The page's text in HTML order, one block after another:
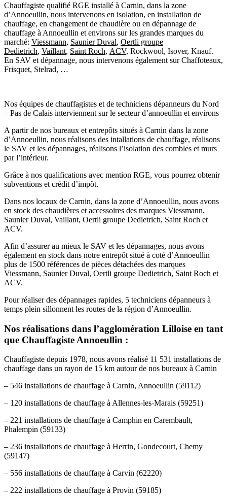
Chauffagiste qualifié RGE installé à Carnin, dans la zone
d’Annoeullin, nous intervenons en isolation, en installation de
chauffage, en changement de chaudière ou en dépannage de
chauffage à Annoeullin et environs sur les grandes marques du
marché: Viessmann, Saunier Duval, Oertli groupe
Dedietrich, Vaillant, Saint Roch, ACV, Rockwool, Isover, Knauf.
En SAV et dépannage, nous intervenons également sur Chaffoteaux,
Frisquet, Stelrad, …
Nos équipes de chauffagistes et de techniciens dépanneurs du Nord
– Pas de Calais interviennent sur le secteur d’annoeullin et environs
A partir de nos bureaux et entrepôts situés à Carnin dans la zone
d’Annoeullin, nous réalisons des intallations de chauffage, réalisons
le SAV et les dépannages, réalisons l’isolation des combles et murs
par l’intérieur.
Grâce à nos qualifications avec mention RGE, vous pourrez obtenir
subventions et crédit d’impôt.
Dans nos locaux de Carnin, dans la zone d’Annoeullin, nous avons
en stock des chaudières et accessoires des marques Viessmann,
Saunier Duval, Vaillant, Oertli groupe Dedietrich, Saint Roch et
ACV.
Afin d’assurer au mieux le SAV et les dépannages, nous avons
également en stock dans notre entrepôt situé à coté d’Annoeullin
plus de 1500 références de pièces détachées des marques
Viessmann, Saunier Duval, Oertli groupe Dedietrich, Saint Roch et
ACV.
Pour réaliser des dépannages rapides, 5 techniciens dépanneurs à
temps plein sillonnent les routes de la région d’Annoeullin.
Nos réalisations dans l’agglomération Lilloise en tant
que Chauffagiste Annoeullin :
Chauffagiste depuis 1978, nous avons réalisé 11 531 installations de
chauffage dans un rayon de 15 km autour de nos bureaux à Carnin
– 546 installations de chauffage à Carnin, Annoeullin (59112)
– 120 installations de chauffage à Allennes-les-Marais (59251)
– 221 installations de chauffage à Camphin en Carembault,
Phalempin (59133)
– 236 installations de chauffage à Herrin, Gondecourt, Chemy
(59147)
– 556 installations de chauffage à Carvin (62220)
– 222 installations de chauffage à Provin (59185)